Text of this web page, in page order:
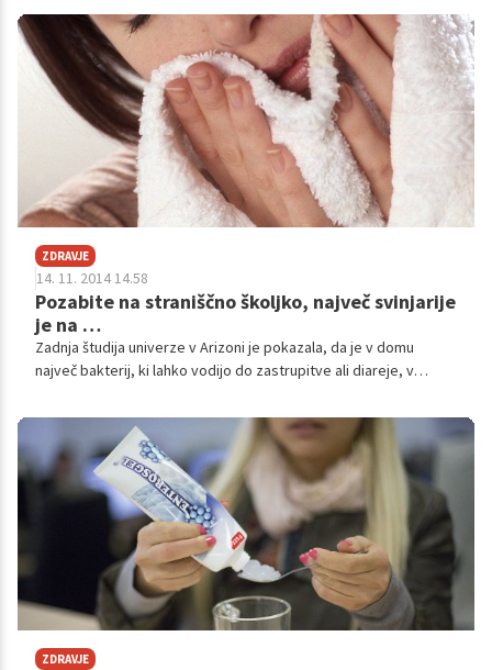
prejšnji dan pozabili na odmrzovanje mesa in smo nato po
prihodu domov hiteli z njim. Preverite, kaj storiti v tem primeru.
ZDRAVJE
14. 11. 2014 14.58
Pozabite na straniščno školjko, največ svinjarije
je na …
Zadnja študija univerze v Arizoni je pokazala, da je v domu
največ bakterij, ki lahko vodijo do zastrupitve ali diareje, v
brisačah.
ZDRAVJE